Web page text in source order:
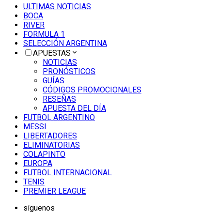
ULTIMAS NOTICIAS
BOCA
RIVER
FORMULA 1
SELECCIÓN ARGENTINA
APUESTAS
NOTICIAS
PRONÓSTICOS
GUÍAS
CÓDIGOS PROMOCIONALES
RESEÑAS
APUESTA DEL DÍA
FUTBOL ARGENTINO
MESSI
LIBERTADORES
ELIMINATORIAS
COLAPINTO
EUROPA
FUTBOL INTERNACIONAL
TENIS
PREMIER LEAGUE
síguenos